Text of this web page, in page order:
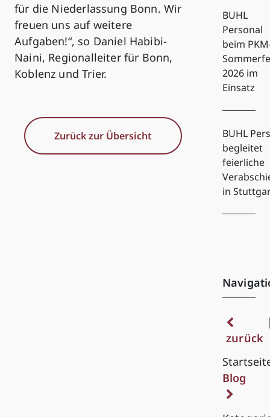
für die Niederlassung Bonn. Wir
freuen uns auf weitere
Aufgaben!“, so Daniel Habibi-
Naini, Regionalleiter für Bonn,
Koblenz und Trier.
Zurück zur Übersicht
BUHL
Personal
beim
2026 im
Einsatz
BUHL
begleitet
feierliche
in
zurück
Blog